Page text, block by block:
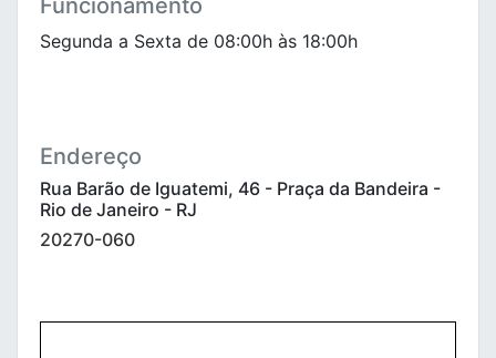
Segunda a Sexta de 08:00h às 18:00h
Endereço
Rua Barão de Iguatemi, 46 - Praça da Bandeira -
Rio de Janeiro - RJ
20270-060